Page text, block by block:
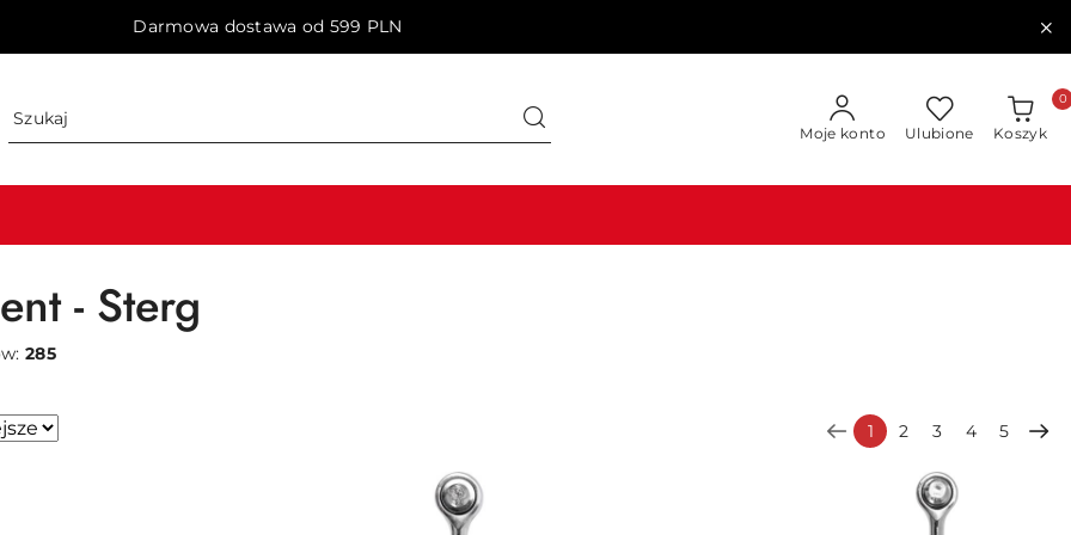
Darmowa dostawa od 599 PLN
Moje konto Ulubione Koszyk
0
- Sterg
285
1 2 3 4 5